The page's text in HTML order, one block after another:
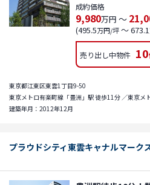
成約価格
9,980万円 ～
(495.5万円/坪～ 673.1
売り出し中物件 10
東京都江東区東雲1丁目9-50
東京メトロ有楽町線「豊洲」駅 徒歩11分 ／東京メ
建築年月：2012年12月
プラウドシティ東雲キャナルマーク